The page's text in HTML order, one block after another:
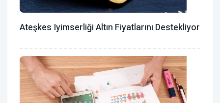
Ateşkes Iyimserliği Altın Fiyatlarını Destekliyor